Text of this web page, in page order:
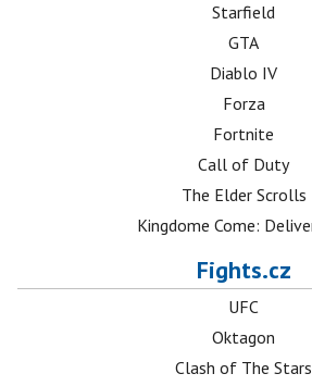
Starfield
GTA
Diablo IV
Forza
Fortnite
Call of Duty
The Elder Scrolls
Kingdome Come:
Fights.cz
UFC
Oktagon
Clash of The Stars